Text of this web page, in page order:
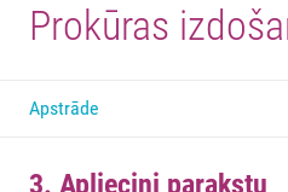
Prokūras
Apstrāde
3. Apliecini parakstu